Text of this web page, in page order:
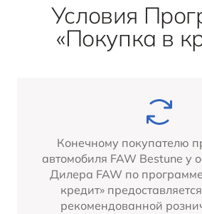
BESTUNE В СОЦСЕТЯХ
Условия
«Покупка в
Конечному покупателю
автомобиля FAW Bestune у
Дилера FAW по
кредит»
рекомендованной